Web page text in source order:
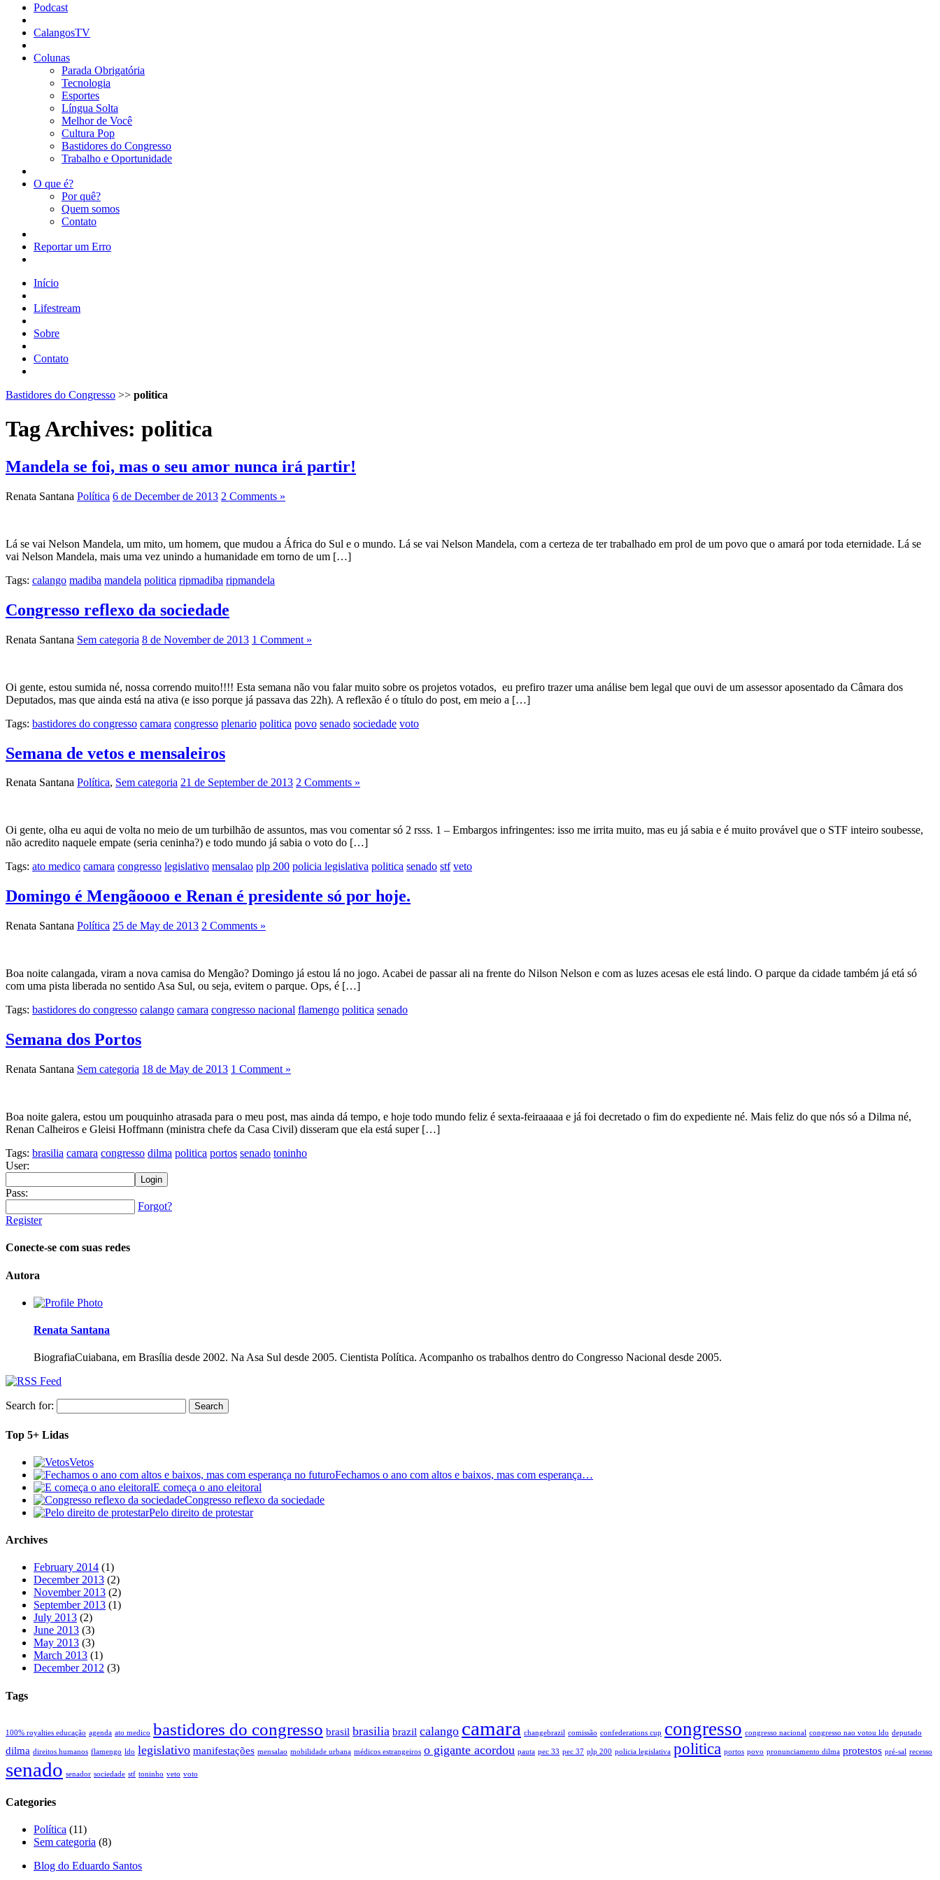
Podcast
CalangosTV
Colunas
Parada Obrigatória
Tecnologia
Esportes
Língua Solta
Melhor de Você
Cultura Pop
Bastidores do Congresso
Trabalho e Oportunidade
O que é?
Por quê?
Quem somos
Contato
Reportar um Erro
Início
Lifestream
Sobre
Contato
Bastidores do Congresso >> politica
Tag Archives: politica
Mandela se foi, mas o seu amor nunca irá partir!
Renata Santana Política 6 de December de 2013 2 Comments »
Lá se vai Nelson Mandela, um mito, um homem, que mudou a África do Sul e o mundo. Lá se vai Nelson Mandela, com a certeza de ter trabalhado em prol de um povo que o amará por toda eternidade. Lá se
vai Nelson Mandela, mais uma vez unindo a humanidade em torno de um […]
Tags: calango madiba mandela politica ripmadiba ripmandela
Congresso reflexo da sociedade
Renata Santana Sem categoria 8 de November de 2013 1 Comment »
Oi gente, estou sumida né, nossa correndo muito!!!! Esta semana não vou falar muito sobre os projetos votados, eu prefiro trazer uma análise bem legal que ouvi de um assessor aposentado da Câmara dos
Deputados, mas que ainda está na ativa (e isso porque já passava das 22h). A reflexão é o título do post, em meio a […]
Tags: bastidores do congresso camara congresso plenario politica povo senado sociedade voto
Semana de vetos e mensaleiros
Renata Santana Política, Sem categoria 21 de September de 2013 2 Comments »
Oi gente, olha eu aqui de volta no meio de um turbilhão de assuntos, mas vou comentar só 2 rsss. 1 – Embargos infringentes: isso me irrita muito, mas eu já sabia e é muito provável que o STF inteiro soubesse,
não acredito naquele empate (seria ceninha?) e todo mundo já sabia o voto do […]
Tags: ato medico camara congresso legislativo mensalao plp 200 policia legislativa politica senado stf veto
Domingo é Mengãoooo e Renan é presidente só por hoje.
Renata Santana Política 25 de May de 2013 2 Comments »
Boa noite calangada, viram a nova camisa do Mengão? Domingo já estou lá no jogo. Acabei de passar ali na frente do Nilson Nelson e com as luzes acesas ele está lindo. O parque da cidade também já etá só
com uma pista liberada no sentido Asa Sul, ou seja, evitem o parque. Ops, é […]
Tags: bastidores do congresso calango camara congresso nacional flamengo politica senado
Semana dos Portos
Renata Santana Sem categoria 18 de May de 2013 1 Comment »
Boa noite galera, estou um pouquinho atrasada para o meu post, mas ainda dá tempo, e hoje todo mundo feliz é sexta-feiraaaaa e já foi decretado o fim do expediente né. Mais feliz do que nós só a Dilma né,
Renan Calheiros e Gleisi Hoffmann (ministra chefe da Casa Civil) disseram que ela está super […]
Tags: brasilia camara congresso dilma politica portos senado toninho
User:
Pass:
Forgot?
Register
Conecte-se com suas redes
Autora
Renata Santana
BiografiaCuiabana, em Brasília desde 2002. Na Asa Sul desde 2005. Cientista Política. Acompanho os trabalhos dentro do Congresso Nacional desde 2005.
Search for:
Top 5+ Lidas
Vetos
Fechamos o ano com altos e baixos, mas com esperança…
E começa o ano eleitoral
Congresso reflexo da sociedade
Pelo direito de protestar
Archives
February 2014 (1)
December 2013 (2)
November 2013 (2)
September 2013 (1)
July 2013 (2)
June 2013 (3)
May 2013 (3)
March 2013 (1)
December 2012 (3)
Tags
100% royalties educação agenda ato medico bastidores do congresso brasil brasilia brazil calango camara changebrazil comissão confederations cup congresso congresso nacional congresso nao votou ldo deputado
dilma direitos humanos flamengo ldo legislativo manifestações mensalao mobilidade urbana médicos estrangeiros o gigante acordou pauta pec 33 pec 37 plp 200 policia legislativa politica portos povo pronunciamento dilma protestos pré-sal recesso
senado senador sociedade stf toninho veto voto
Categories
Política (11)
Sem categoria (8)
Blog do Eduardo Santos